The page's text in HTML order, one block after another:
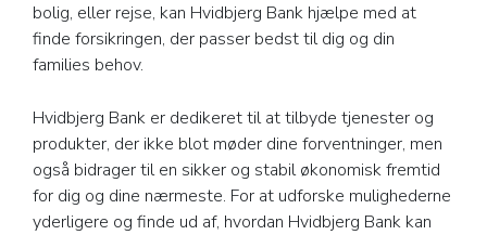
bolig, eller rejse, kan Hvidbjerg Bank hjælpe med at
finde forsikringen, der passer bedst til dig og din
families behov.
Hvidbjerg Bank er dedikeret til at tilbyde tjenester og
produkter, der ikke blot møder dine forventninger, men
også bidrager til en sikker og stabil økonomisk fremtid
for dig og dine nærmeste. For at udforske mulighederne
yderligere og finde ud af, hvordan Hvidbjerg Bank kan